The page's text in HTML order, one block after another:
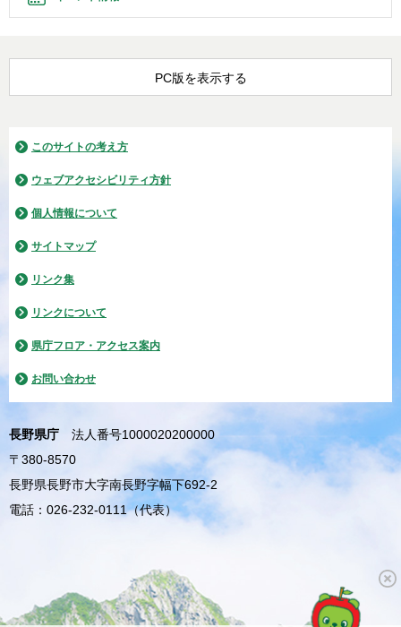
PC版を表示する
このサイトの考え方
ウェブアクセシビリティ方針
個人情報について
サイトマップ
リンク集
リンクについて
県庁フロア・アクセス案内
お問い合わせ
長野県庁
法人番号1000020200000
〒380-8570
長野県長野市大字南長野字幅下692-2
電話：026-232-0111（代表）